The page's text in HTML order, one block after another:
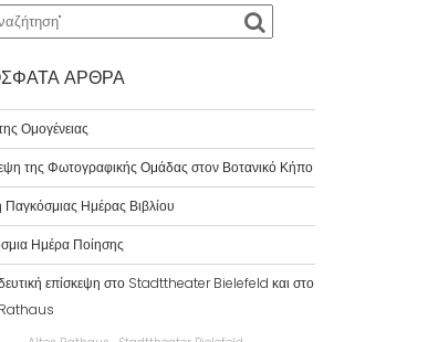
ΆΡΘΡΑ
Ομογένειας
της Φωτογραφικής Ομάδας στον Βοτανικό Κήπο
Ημέρας Βιβλίου
Ημέρα Ποίησης
επίσκεψη στο Stadttheater Bielefeld και στο